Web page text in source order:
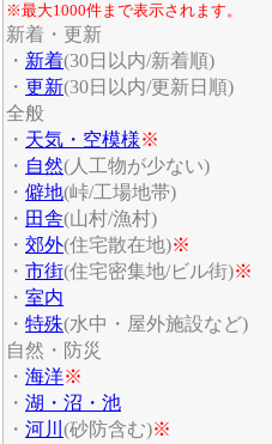
※最大1000件まで表示されます。
新着・更新
・ 新着(30日以内/新着順)
・ 更新(30日以内/更新日順)
全般
・ 天気・空模様※
・ 自然(人工物が少ない)
・ 僻地(峠/工場地帯)
・ 田舎(山村/漁村)
・ 郊外(住宅散在地)※
・ 市街(住宅密集地/ビル街)※
・ 室内
・ 特殊(水中・屋外施設など)
自然・防災
・ 海洋※
・ 湖・沼・池
・ 河川 (砂防含む)※